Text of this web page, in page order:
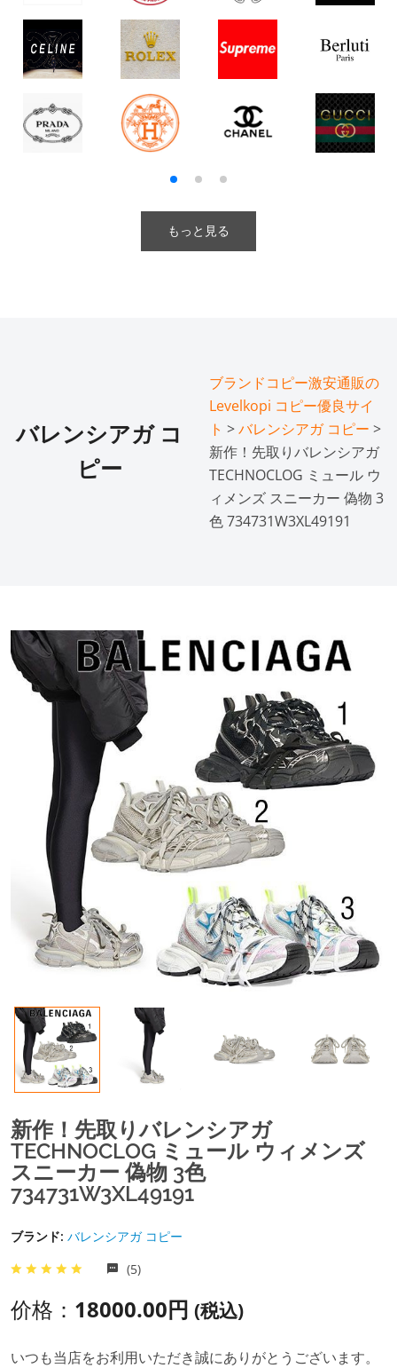
もっと見る
バレンシアガ コ
ピー
ブランドコピー激安通販の
Levelkopi コピー優良サイ
ト >バレンシアガ コピー >
新作！先取りバレンシアガ
TECHNOCLOG ミュール ウ
ィメンズ スニーカー 偽物 3
色 734731W3XL49191
新作！先取りバレンシアガ
TECHNOCLOG ミュール ウィメンズ
スニーカー 偽物 3色
734731W3XL49191
ブランド: バレンシアガ コピー
(5)
价格： 18000.00円 (税込)
いつも当店をお利用いただき誠にありがとうございます。